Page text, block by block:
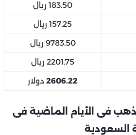
183.50 ريال
157.25 ريال
9783.50 ريال
2201.75 ريال
2606.22 دولار
فى الأيام الماضية فى
السعودية